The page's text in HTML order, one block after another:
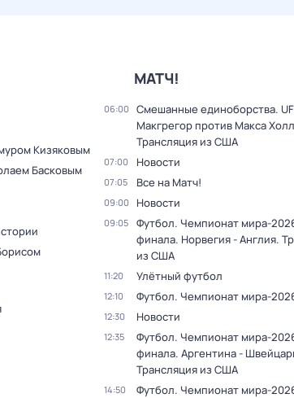
Кизяковым
Басковым
МАТЧ!
06:00
Смешанные единоборства.
Макгрегор против Макса
Трансляция из США
07:00 Новости
07:05 Все на Матч!
09:00 Новости
09:05
Футбол. Чемпионат мира-
финала. Норвегия - Англия.
из США
11:20 Улётный футбол
12:10 Футбол. Чемпионат мира-
12:30 Новости
12:35
Футбол. Чемпионат мира-
финала. Аргентина -
Трансляция из США
14:50
Футбол. Чемпионат мира-